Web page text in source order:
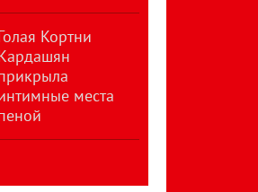
Кортни
места